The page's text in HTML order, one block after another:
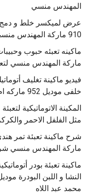
المهندس منسي
عرض لميكسر خلط و دمج
910 ماركة المهندس منسي
‫فيديو ماكينة تغليف
خلفى موديل 952 ماركه ام تو باك
المكينة الاتوماتيكية
مثل الفلفل الاحمر
ماكينة تعبئة بودر
محمد عبد اللاه